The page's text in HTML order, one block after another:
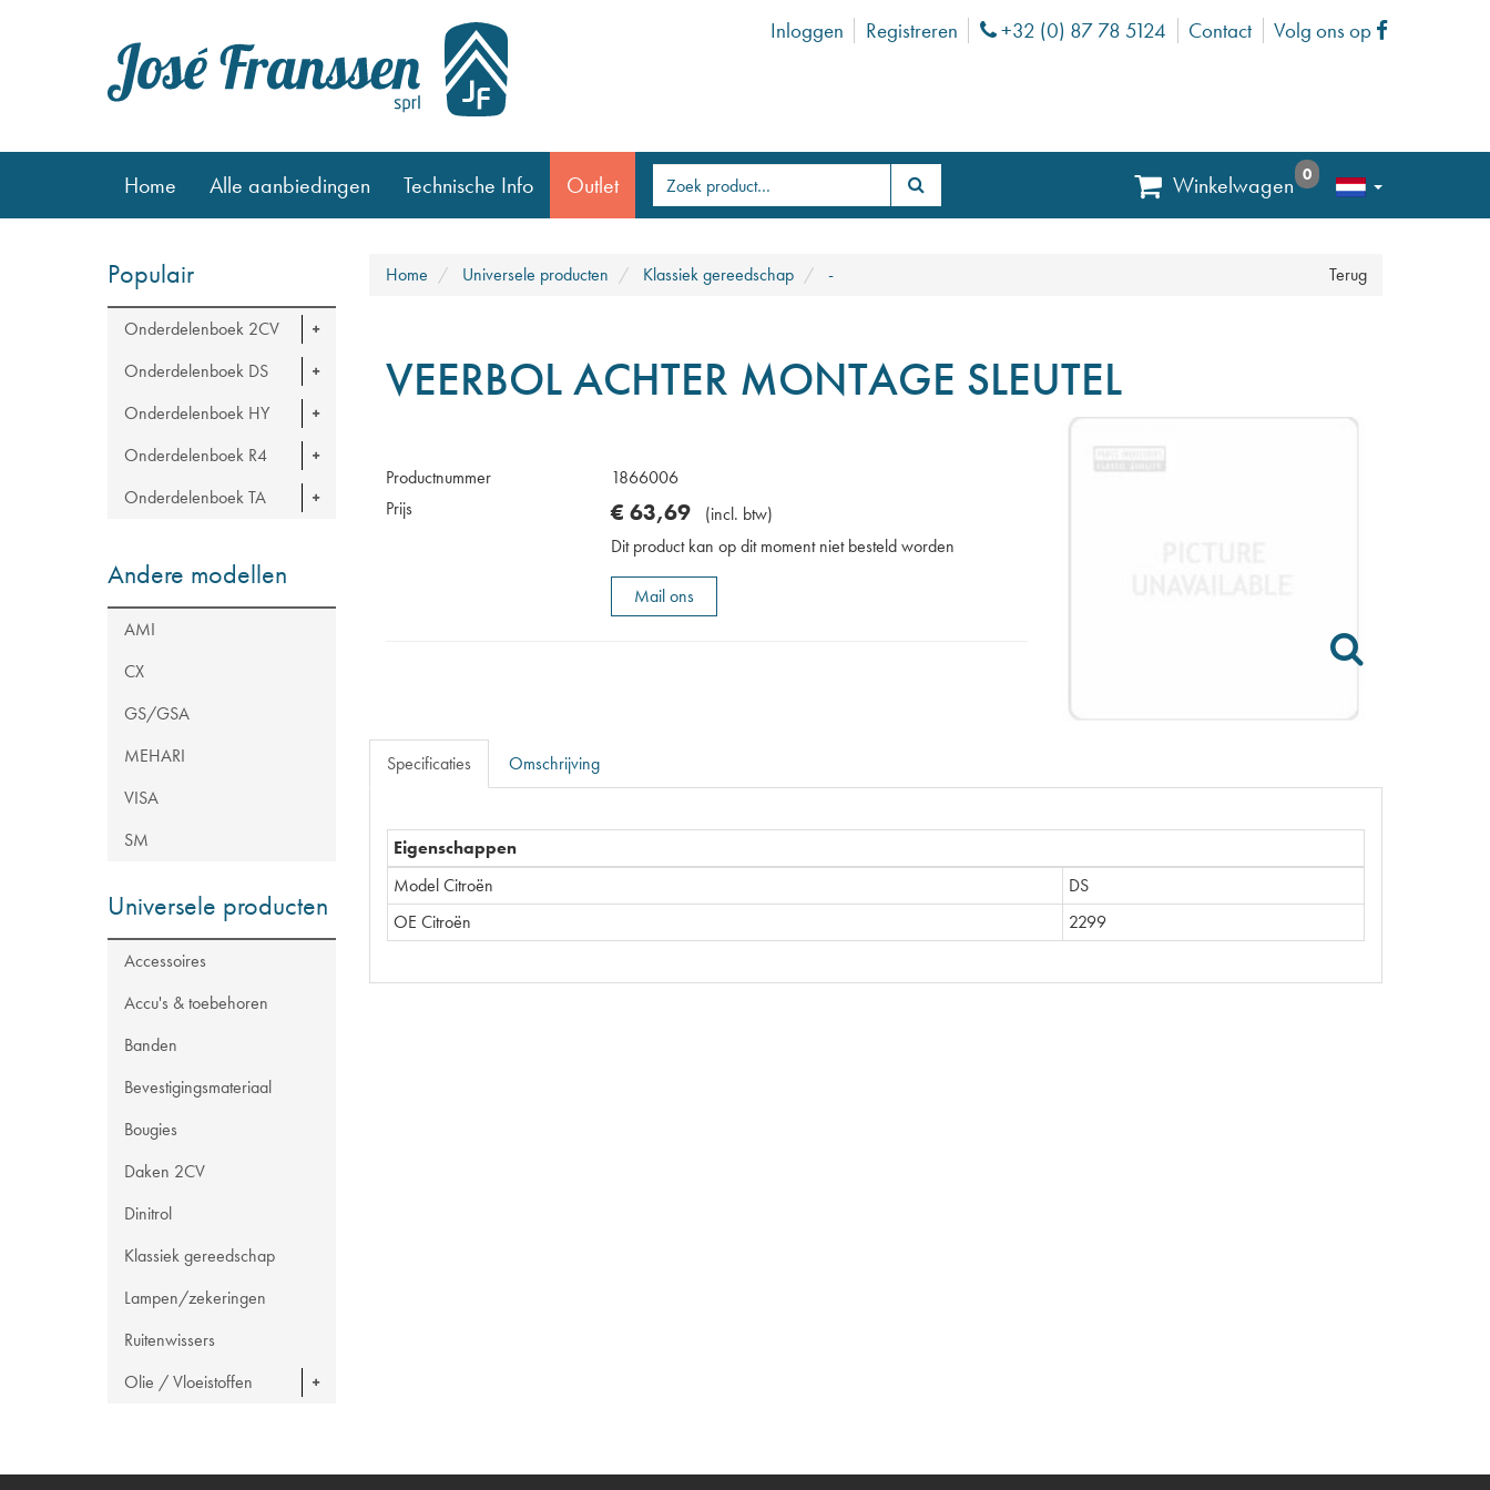
Inloggen Registreren Phone
+32 (0) 87 78 5124 Contact Volg ons op Facebook
Home Alle aanbiedingen Technische Info Outlet Winkelwagen 0
Populair
Onderdelenboek 2CV
Onderdelenboek DS
Onderdelenboek HY
Onderdelenboek R4
Onderdelenboek TA
Andere modellen
AMI
CX
GS/GSA
MEHARI
VISA
SM
Universele producten
Accessoires
Accu's & toebehoren
Banden
Bevestigingsmateriaal
Bougies
Daken 2CV
Dinitrol
Klassiek gereedschap
Lampen/zekeringen
Ruitenwissers
Olie / Vloeistoffen
Terug
Home Universele producten Klassiek gereedschap -
VEERBOL ACHTER MONTAGE SLEUTEL
Productnummer
1866006
Prijs
€ 63,69 (incl. btw)
Dit product kan op dit moment niet besteld worden
Mail ons
Specificaties Omschrijving
Eigenschappen
Model Citroën
DS
OE Citroën
2299